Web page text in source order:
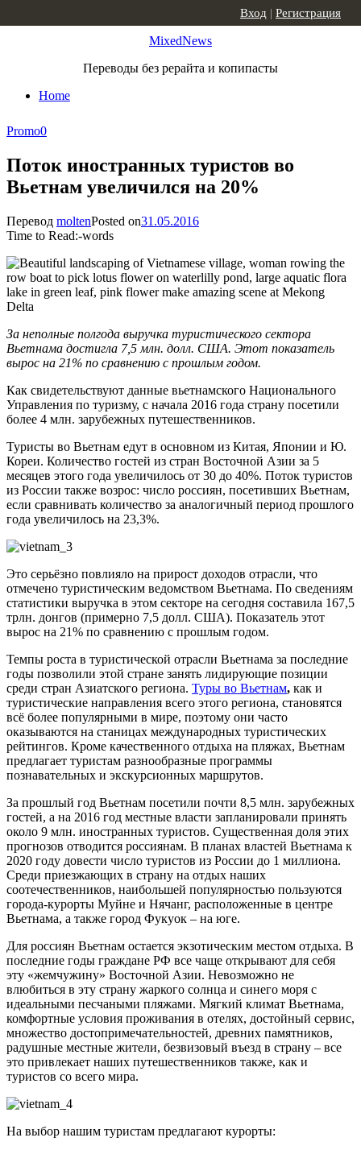
MixedNews
Переводы без рерайта и копипасты
Home
Вход | Регистрация
Promo0
Поток иностранных туристов во
Вьетнам увеличился на 20%
Перевод moltenPosted on31.05.2016
Time to Read:-words
За неполные полгода выручка туристического сектора
Вьетнама достигла 7,5 млн. долл. США. Этот показатель
вырос на 21% по сравнению с прошлым годом.
Как свидетельствуют данные вьетнамского Национального
Управления по туризму, с начала 2016 года страну посетили
более 4 млн. зарубежных путешественников.
Туристы во Вьетнам едут в основном из Китая, Японии и Ю.
Кореи. Количество гостей из стран Восточной Азии за 5
месяцев этого года увеличилось от 30 до 40%. Поток туристов
из России также возрос: число россиян, посетивших Вьетнам,
если сравнивать количество за аналогичный период прошлого
года увеличилось на 23,3%.
Это серьёзно повлияло на прирост доходов отрасли, что
отмечено туристическим ведомством Вьетнама. По сведениям
статистики выручка в этом секторе на сегодня составила 167,5
трлн. донгов (примерно 7,5 долл. США). Показатель этот
вырос на 21% по сравнению с прошлым годом.
Темпы роста в туристической отрасли Вьетнама за последние
годы позволили этой стране занять лидирующие позиции
среди стран Азиатского региона. Туры во Вьетнам, как и
туристические направления всего этого региона, становятся
всё более популярными в мире, поэтому они часто
оказываются на станицах международных туристических
рейтингов. Кроме качественного отдыха на пляжах, Вьетнам
предлагает туристам разнообразные программы
познавательных и экскурсионных маршрутов.
За прошлый год Вьетнам посетили почти 8,5 млн. зарубежных
гостей, а на 2016 год местные власти запланировали принять
около 9 млн. иностранных туристов. Существенная доля этих
прогнозов отводится россиянам. В планах властей Вьетнама к
2020 году довести число туристов из России до 1 миллиона.
Среди приезжающих в страну на отдых наших
соотечественников, наибольшей популярностью пользуются
города-курорты Муйне и Нячанг, расположенные в центре
Вьетнама, а также город Фукуок – на юге.
Для россиян Вьетнам остается экзотическим местом отдыха. В
последние годы граждане РФ все чаще открывают для себя
эту «жемчужину» Восточной Азии. Невозможно не
влюбиться в эту страну жаркого солнца и синего моря с
идеальными песчаными пляжами. Мягкий климат Вьетнама,
комфортные условия проживания в отелях, достойный сервис,
множество достопримечательностей, древних памятников,
радушные местные жители, безвизовый въезд в страну – все
это привлекает наших путешественников также, как и
туристов со всего мира.
На выбор нашим туристам предлагают курорты: